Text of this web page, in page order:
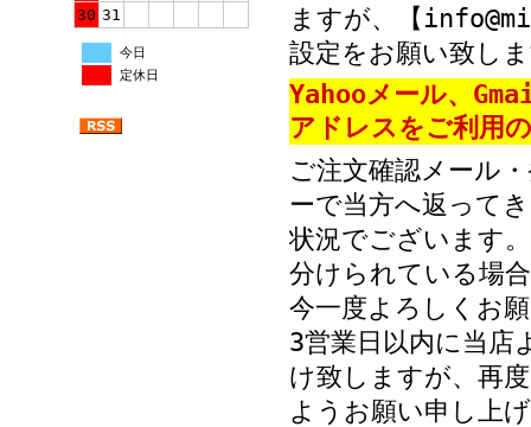
30 31
今日
定休日
ますが、【
設定をお願い致し
Yahooメール、
アドレスをご利用
ご注文確認メール
ーで当方へ返って
状況でございます
分けられている場
今一度よろしくお
3営業日以内に当店
け致しますが、再
ようお願い申し上